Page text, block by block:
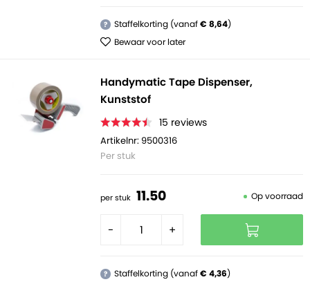
? Staffelkorting (vanaf€ 8,64)
Bewaar voor later
Handymatic Tape Dispenser,
Kunststof
15 reviews
Artikelnr: 9500316
Per stuk
per stuk 11.50 Op voorraad
- +
? Staffelkorting (vanaf€ 4,36)